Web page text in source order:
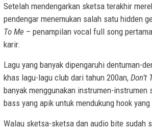
Setelah mendengarkan sketsa terakhir
pendengar menemukan salah satu hidden
To Me – penampilan vocal full song
karir.
Lagu yang banyak dipengaruhi dentuman-
khas lagu-lagu club dari tahun 200an, Don’t
banyak menggunakan instrumen-instrumen
bass yang apik untuk mendukung hook
Walau sketsa-sketsa dan audio bite sudah